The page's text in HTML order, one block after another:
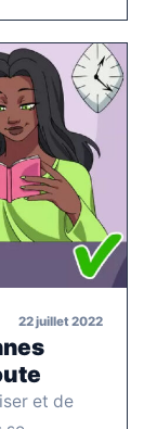
22 juillet 2022
et de